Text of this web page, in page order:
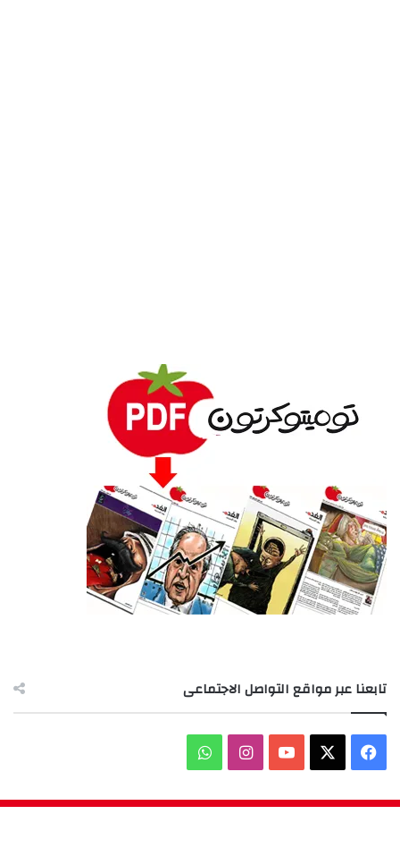
تابعنا عبر مواقع التواصل الاجتماعى
فيسبوك ‫YouTubeانستقرامواتساب